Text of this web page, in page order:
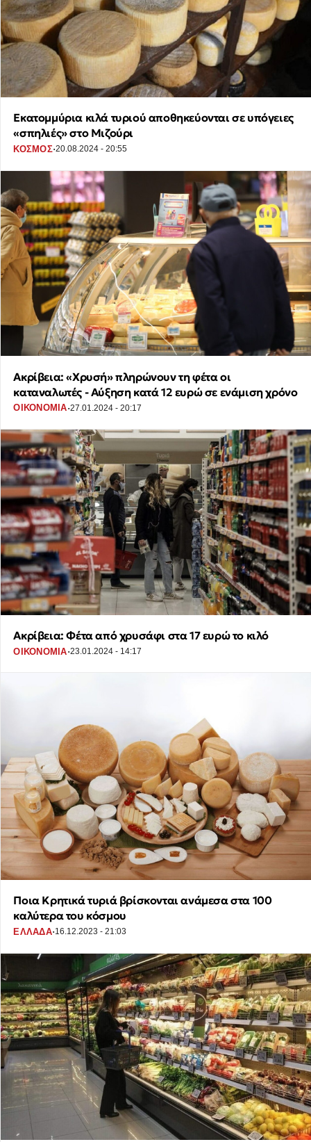
Εκατομμύρια κιλά τυριού αποθηκεύονται σε υπόγειες
«σπηλιές» στο Μιζούρι
ΚΟΣΜΟΣ·20.08.2024 - 20:55
Ακρίβεια: «Χρυσή» πληρώνουν τη φέτα οι
καταναλωτές - Αύξηση κατά 12 ευρώ σε ενάμιση χρόνο
ΟΙΚΟΝΟΜΙΑ·27.01.2024 - 20:17
Ακρίβεια: Φέτα από χρυσάφι στα 17 ευρώ το κιλό
ΟΙΚΟΝΟΜΙΑ·23.01.2024 - 14:17
Ποια Κρητικά τυριά βρίσκονται ανάμεσα στα 100
καλύτερα του κόσμου
ΕΛΛΑΔΑ·16.12.2023 - 21:03